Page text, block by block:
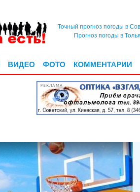
Точный прогноз погоды в
Прогноз погоды в
ВИДЕО ФОТО КОММЕНТАРИИ
РЕКЛАМА